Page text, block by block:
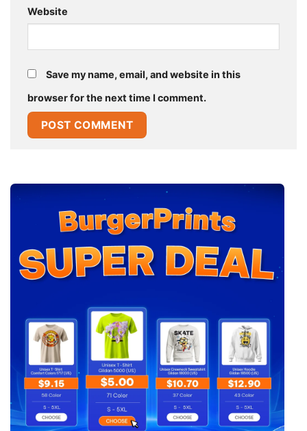
Website
Save my name, email, and website in this
browser for the next time I comment.